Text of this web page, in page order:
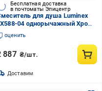
Бесплатная доставка
в почтоматы Эпицентр
для душа Luminex
04 однорычажный Хром
LX588-04)
оценить
887 ₴/шт.
Доставим